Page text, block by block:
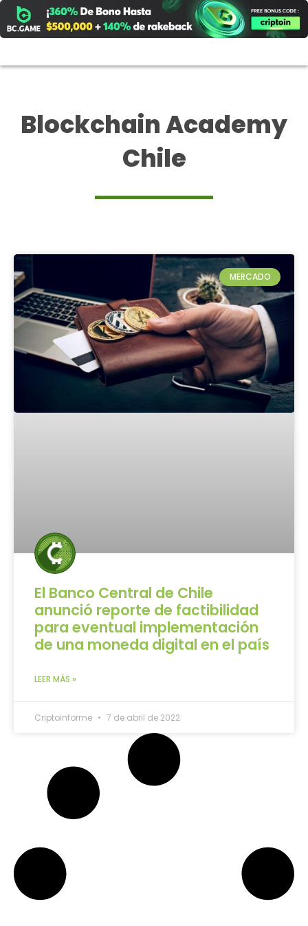
al
contenido
Blockchain Academy
Chile
MERCADO
El Banco Central de Chile
anunció reporte de factibilidad
para eventual implementación
de una moneda digital en el país
LEER MÁS »
Criptoinforme 7 de abril de 2022